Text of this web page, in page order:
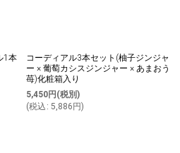
1本
コーディアル3本セット(柚子ジンジャ
ー × 葡萄カシスジンジャー × あまおう
苺)化粧箱入り
5,450円 (税別)
(税込 : 5,886 円)